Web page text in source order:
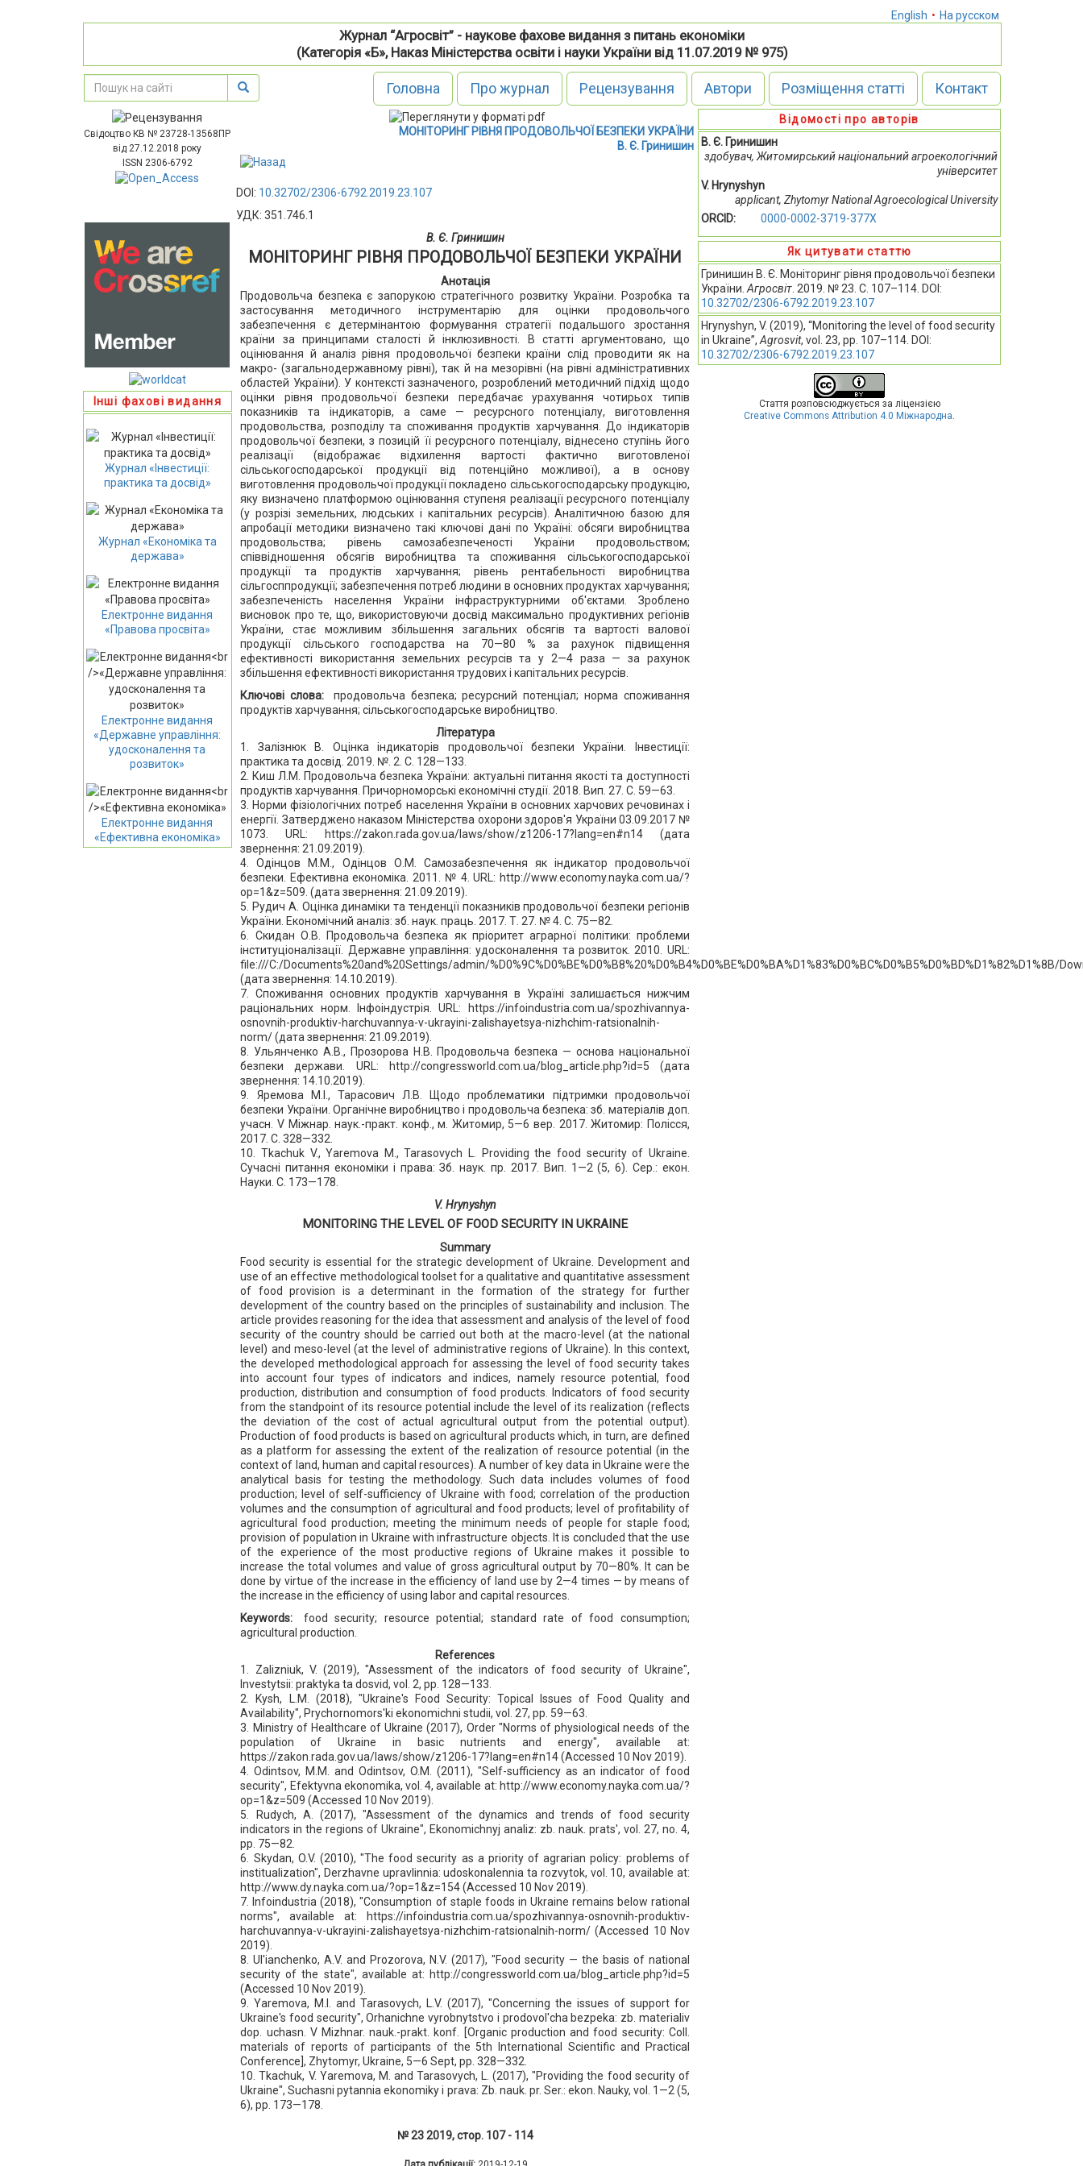
English • На русском
Журнал “Агросвіт” - наукове фахове видання з питань економіки
(Категорія «Б», Наказ Міністерства освіти і науки України від 11.07.2019 № 975)
Головна Про журнал Рецензування Автори Розміщення статті Контакт
Свідоцтво КВ № 23728-13568ПР
від 27.12.2018 року
ISSN 2306-6792
Інші фахові видання
Журнал «Інвестиції:
практика та досвід»
Журнал «Економіка та
держава»
Електронне видання
«Правова просвіта»
Електронне видання
«Державне управління:
удосконалення та
розвиток»
Електронне видання
«Ефективна економіка»
МОНІТОРИНГ РІВНЯ ПРОДОВОЛЬЧОЇ БЕЗПЕКИ УКРАЇНИ
В. Є. Гринишин
DOI: 10.32702/2306-6792.2019.23.107
УДК: 351.746.1
В. Є. Гринишин
МОНІТОРИНГ РІВНЯ ПРОДОВОЛЬЧОЇ БЕЗПЕКИ УКРАЇНИ
Анотація
Продовольча безпека є запорукою стратегічного розвитку України. Розробка та
застосування методичного інструментарію для оцінки продовольчого
забезпечення є детермінантою формування стратегії подальшого зростання
країни за принципами сталості й інклюзивності. В статті аргументовано, що
оцінювання й аналіз рівня продовольчої безпеки країни слід проводити як на
макро- (загальнодержавному рівні), так й на мезорівні (на рівні адміністративних
областей України). У контексті зазначеного, розроблений методичний підхід щодо
оцінки рівня продовольчої безпеки передбачає урахування чотирьох типів
показників та індикаторів, а саме — ресурсного потенціалу, виготовлення
продовольства, розподілу та споживання продуктів харчування. До індикаторів
продовольчої безпеки, з позицій її ресурсного потенціалу, віднесено ступінь його
реалізації (відображає відхилення вартості фактично виготовленої
сільськогосподарської продукції від потенційно можливої), а в основу
виготовлення продовольчої продукції покладено сільськогосподарську продукцію,
яку визначено платформою оцінювання ступеня реалізації ресурсного потенціалу
(у розрізі земельних, людських і капітальних ресурсів). Аналітичною базою для
апробації методики визначено такі ключові дані по Україні: обсяги виробництва
продовольства; рівень самозабезпеченості України продовольством;
співвідношення обсягів виробництва та споживання сільськогосподарської
продукції та продуктів харчування; рівень рентабельності виробництва
сільгосппродукції; забезпечення потреб людини в основних продуктах харчування;
забезпеченість населення України інфраструктурними об'єктами. Зроблено
висновок про те, що, використовуючи досвід максимально продуктивних регіонів
України, стає можливим збільшення загальних обсягів та вартості валової
продукції сільського господарства на 70—80 % за рахунок підвищення
ефективності використання земельних ресурсів та у 2—4 раза — за рахунок
збільшення ефективності використання трудових і капітальних ресурсів.
Ключові слова:
продовольча безпека; ресурсний потенціал; норма споживання
продуктів харчування; сільськогосподарське виробництво.
Література
1. Залізнюк В. Оцінка індикаторів продовольчої безпеки України. Інвестиції:
практика та досвід. 2019. №. 2. С. 128—133.
2. Киш Л.М. Продовольча безпека України: актуальні питання якості та доступності
продуктів харчування. Причорноморські економічні студії. 2018. Вип. 27. С. 59—63.
3. Норми фізіологічних потреб населення України в основних харчових речовинах і
енергії. Затверджено наказом Міністерства охорони здоров'я України 03.09.2017 №
1073. URL: https://zakon.rada.gov.ua/laws/show/z1206-17?lang=en#n14 (дата
звернення: 21.09.2019).
4. Одінцов М.М., Одінцов О.М. Самозабезпечення як індикатор продовольчої
безпеки. Ефективна економіка. 2011. № 4. URL: http://www.economy.nayka.com.ua/?
op=1&z=509. (дата звернення: 21.09.2019).
5. Рудич А. Оцінка динаміки та тенденції показників продовольчої безпеки регіонів
України. Економічний аналіз: зб. наук. праць. 2017. Т. 27. № 4. С. 75—82.
6. Скидан О.В. Продовольча безпека як пріоритет аграрної політики: проблеми
інституціоналізації. Державне управління: удосконалення та розвиток. 2010. URL:
file:///C:/Documents%20and%20Settings/admin/%D0%9C%D0%BE%D0%B8%20%D0%B4%D0%BE%D0%BA%D1%83%D0%BC%D0%B5%D0%BD%D1%82%D1%8B/
(дата звернення: 14.10.2019).
7. Споживання основних продуктів харчування в Україні залишається нижчим
раціональних норм. Інфоіндустрія. URL: https://infoindustria.com.ua/spozhivannya-
osnovnih-produktiv-harchuvannya-v-ukrayini-zalishayetsya-nizhchim-ratsionalnih-
norm/ (дата звернення: 21.09.2019).
8. Ульянченко А.В., Прозорова Н.В. Продовольча безпека — основа національної
безпеки держави. URL: http://congressworld.com.ua/blog_article.php?id=5 (дата
звернення: 14.10.2019).
9. Яремова М.І., Тарасович Л.В. Щодо проблематики підтримки продовольчої
безпеки України. Органічне виробництво і продовольча безпека: зб. матеріалів доп.
учасн. V Міжнар. наук.-практ. конф., м. Житомир, 5—6 вер. 2017. Житомир: Полісся,
2017. С. 328—332.
10. Tkachuk V., Yaremova M., Tarasovych L. Рroviding the food security of Ukraine.
Сучасні питання економіки і права: Зб. наук. пр. 2017. Вип. 1—2 (5, 6). Сер.: екон.
Науки. С. 173—178.
V. Hrynyshyn
MONITORING THE LEVEL OF FOOD SECURITY IN UKRAINE
Summary
Food security is essential for the strategic development of Ukraine. Development and
use of an effective methodological toolset for a qualitative and quantitative assessment
of food provision is a determinant in the formation of the strategy for further
development of the country based on the principles of sustainability and inclusion. The
article provides reasoning for the idea that assessment and analysis of the level of food
security of the country should be carried out both at the macro-level (at the national
level) and meso-level (at the level of administrative regions of Ukraine). In this context,
the developed methodological approach for assessing the level of food security takes
into account four types of indicators and indices, namely resource potential, food
production, distribution and consumption of food products. Indicators of food security
from the standpoint of its resource potential include the level of its realization (reflects
the deviation of the cost of actual agricultural output from the potential output).
Production of food products is based on agricultural products which, in turn, are defined
as a platform for assessing the extent of the realization of resource potential (in the
context of land, human and capital resources). A number of key data in Ukraine were the
analytical basis for testing the methodology. Such data includes volumes of food
production; level of self-sufficiency of Ukraine with food; correlation of the production
volumes and the consumption of agricultural and food products; level of profitability of
agricultural food production; meeting the minimum needs of people for staple food;
provision of population in Ukraine with infrastructure objects. It is concluded that the use
of the experience of the most productive regions of Ukraine makes it possible to
increase the total volumes and value of gross agricultural output by 70—80%. It can be
done by virtue of the increase in the efficiency of land use by 2—4 times — by means of
the increase in the efficiency of using labor and capital resources.
Keywords:
food security; resource potential; standard rate of food consumption;
agricultural production.
References
1. Zalizniuk, V. (2019), "Assessment of the indicators of food security of Ukraine",
Investytsii: praktyka ta dosvid, vol. 2, pp. 128—133.
2. Kysh, L.M. (2018), "Ukraine's Food Security: Topical Issues of Food Quality and
Availability", Prychornomors'ki ekonomichni studii, vol. 27, pp. 59—63.
3. Ministry of Healthcare of Ukraine (2017), Order "Norms of physiological needs of the
population of Ukraine in basic nutrients and energy", available at:
https://zakon.rada.gov.ua/laws/show/z1206-17?lang=en#n14 (Accessed 10 Nov 2019).
4. Odintsov, M.M. and Odintsov, O.M. (2011), "Self-sufficiency as an indicator of food
security", Efektyvna ekonomika, vol. 4, available at: http://www.economy.nayka.com.ua/?
op=1&z=509 (Accessed 10 Nov 2019).
5. Rudych, A. (2017), "Assessment of the dynamics and trends of food security
indicators in the regions of Ukraine", Ekonomichnyj analiz: zb. nauk. prats', vol. 27, no. 4,
pp. 75—82.
6. Skydan, O.V. (2010), "The food security as a priority of agrarian policy: problems of
institualization", Derzhavne upravlinnia: udoskonalennia ta rozvytok, vol. 10, available at:
http://www.dy.nayka.com.ua/?op=1&z=154 (Accessed 10 Nov 2019).
7. Infoindustria (2018), "Consumption of staple foods in Ukraine remains below rational
norms", available at: https://infoindustria.com.ua/spozhivannya-osnovnih-produktiv-
harchuvannya-v-ukrayini-zalishayetsya-nizhchim-ratsionalnih-norm/ (Accessed 10 Nov
2019).
8. Ul'ianchenko, A.V. and Prozorova, N.V. (2017), "Food security — the basis of national
security of the state", available at: http://congressworld.com.ua/blog_article.php?id=5
(Accessed 10 Nov 2019).
9. Yaremova, M.I. and Tarasovych, L.V. (2017), "Concerning the issues of support for
Ukraine's food security", Orhanichne vyrobnytstvo i prodovol'cha bezpeka: zb. materialiv
dop. uchasn. V Mizhnar. nauk.-prakt. konf. [Organic production and food security: Coll.
materials of reports of participants of the 5th International Scientific and Practical
Conference], Zhytomyr, Ukraine, 5—6 Sept, pp. 328—332.
10. Tkachuk, V. Yaremova, M. and Tarasovych, L. (2017), "Рroviding the food security of
Ukraine", Suchasni pytannia ekonomiky i prava: Zb. nauk. pr. Ser.: ekon. Nauky, vol. 1—2 (5,
6), pp. 173—178.
№ 23 2019, стор. 107 - 114
Відомості про авторів
В. Є. Гринишин
здобувач, Житомирський національний агроекологічний
університет
V. Hrynyshyn
applicant, Zhytomyr National Agroecological University
ORCID:
0000-0002-3719-377X
Як цитувати статтю
Гринишин В. Є. Моніторинг рівня продовольчої безпеки
України. Агросвіт. 2019. № 23. С. 107–114. DOI:
10.32702/2306-6792.2019.23.107
Hrynyshyn, V. (2019), “Monitoring the level of food security
in Ukraine”, Agrosvit, vol. 23, pp. 107–114. DOI:
10.32702/2306-6792.2019.23.107
Стаття розповсюджується за ліцензією
Creative Commons Attribution 4.0 Міжнародна.